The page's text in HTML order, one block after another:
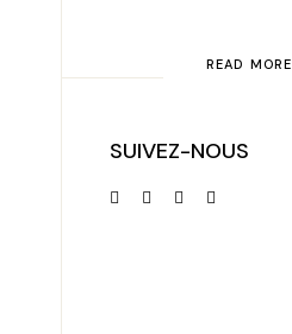
READ MORE
SUIVEZ-NOUS